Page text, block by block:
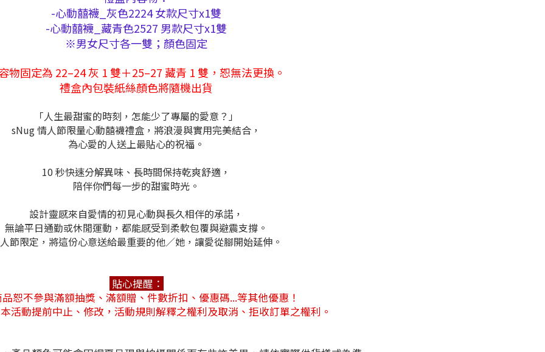
-心動囍襪_灰色2224 女款尺寸x1雙
-心動囍襪_藏青色2527 男款尺寸x1雙
※男女尺寸各一雙；顏色固定
物固定為 22–24 灰 1 雙＋25–27 藏青 1 雙，恕無法更換。
禮盒內包裝紙絲顏色將隨機出貨
「人生最甜蜜的時刻，怎能少了專屬的愛意？」
sNug 情人節限量心動囍襪禮盒，將浪漫與實用完美結合，
為心愛的人送上最貼心的祝福。
10 秒快速分解異味、長時間保持乾爽舒適，
陪伴你們每一步的甜蜜時光。
設計靈感來自愛情的初見心動與長久相伴的承諾，
無論平日通勤或休閒運動，都能感受到柔軟包覆與避震支撐。
節限定，將這份心意送給最重要的他／她，讓愛從腳開始延伸。
貼心提醒：
恕不參與滿額抽獎、滿額贈、件數折扣、優惠碼...等其他優惠！
活動提前中止、修改，活動規則解釋之權利及取消、拒收訂單之權利。